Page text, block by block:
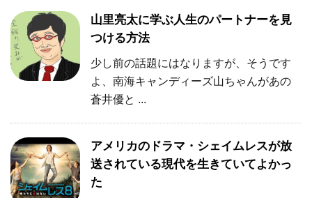
山里亮太に学ぶ人生のパートナーを見
つける方法
少し前の話題にはなりますが、そうです
よ、南海キャンディーズ山ちゃんがあの
蒼井優と ...
アメリカのドラマ・シェイムレスが放
送されている現代を生きていてよかっ
た